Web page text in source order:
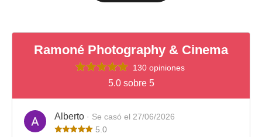
Ramoné Photography & Cinema
130 opiniones
5.0 sobre 5
Alberto · Se casó el 27/06/2026
5.0